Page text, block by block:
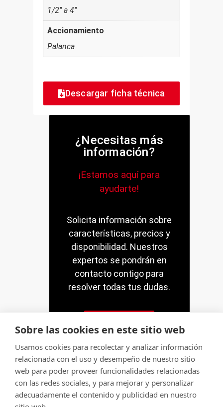
1/2" a 4"
Accionamiento
Palanca
Descargar ficha técnica
¿Necesitas más
información?
¡Estamos aquí para
ayudarte!
Solicita información sobre
características, precios y
disponibilidad. Nuestros
expertos se pondrán en
contacto contigo para
resolver todas tus dudas.
© Servitec S.A.
Todos los derechos reservados
Sobre las cookies en este sitio web
Usamos cookies para recolectar y analizar información
relacionada con el uso y desempeño de nuestro sitio
web para poder proveer funcionalidades relacionadas
con las redes sociales, y para mejorar y personalizar
adecuadamente el contenido y publicidad en nuestro